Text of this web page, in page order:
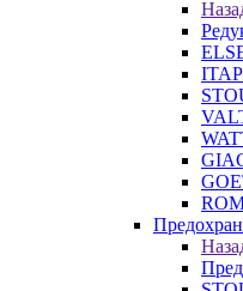
ITAP